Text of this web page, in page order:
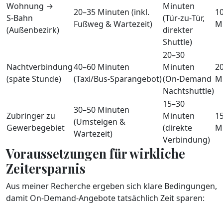
Wohnung →
S‑Bahn
(Außenbezirk)
20–35 Minuten (inkl.
Fußweg & Wartezeit)
Minuten
(Tür‑zu‑Tür,
direkter
Shuttle)
Nachtverbindung
(späte Stunde)
40–60 Minuten
(Taxi/Bus‑Sparangebot)
20–30
Minuten
(On‑Demand
Nachtshuttle)
Zubringer zu
Gewerbegebiet
30–50 Minuten
(Umsteigen &
Wartezeit)
15–30
Minuten
(direkte
Verbindung)
Voraussetzungen für wirkliche
Zeitersparnis
Aus meiner Recherche ergeben sich klare Bedingungen,
damit On‑Demand-Angebote tatsächlich Zeit sparen: